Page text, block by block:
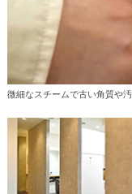
微細なスチームで古い角質や